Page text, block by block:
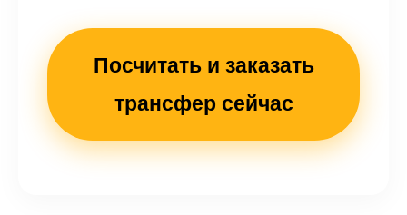
Посчитать и заказать
трансфер сейчас